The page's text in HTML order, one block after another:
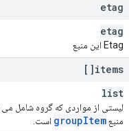
etag
etag
Etag این منبع
items[]
list
لیستی از مواردی که گروه شامل
منبع
groupItem است.